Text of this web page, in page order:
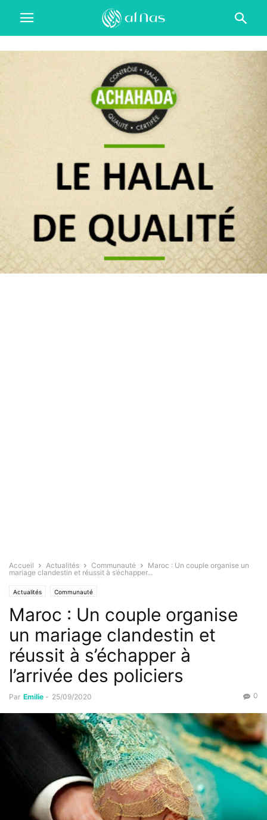
Accueil Actualités Communauté
Maroc : Un couple organise un
mariage clandestin et réussit à s’échapper...
Actualités Communauté
Maroc : Un couple organise
un mariage clandestin et
réussit à s’échapper à
l’arrivée des policiers
Par Emilie - 25/09/2020 0